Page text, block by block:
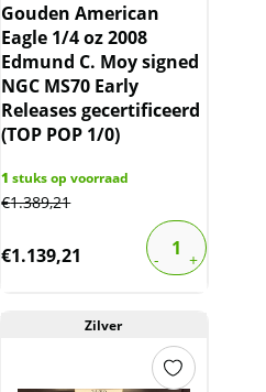
Gouden American
Eagle 1/4 oz 2008
Edmund C. Moy signed
NGC MS70 Early
Releases gecertificeerd
(TOP POP 1/0)
1 stuks op voorraad
€1.389,21
€1.139,21
Zilver